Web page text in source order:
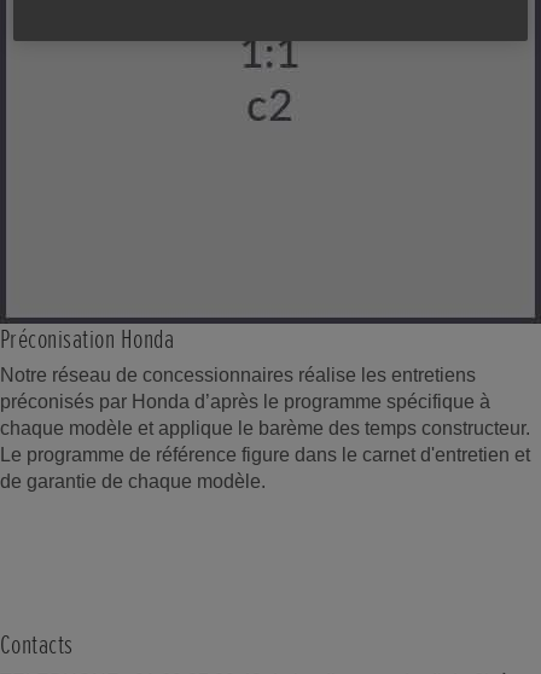
Préconisation Honda
Notre réseau de concessionnaires réalise les entretiens
préconisés par Honda d’après le programme spécifique à
chaque modèle et applique le barème des temps constructeur.
Le programme de référence figure dans le carnet d'entretien et
de garantie de chaque modèle.
Contacts